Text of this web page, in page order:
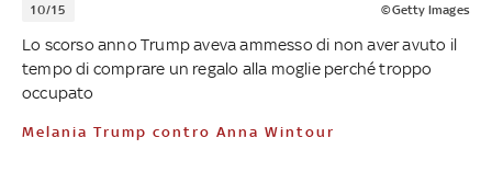
10/15 ©Getty Images
Lo scorso anno Trump aveva ammesso di non aver avuto il
tempo di comprare un regalo alla moglie perché troppo
occupato
Melania Trump contro Anna Wintour